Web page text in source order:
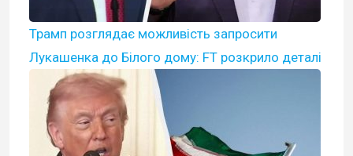
Трамп розглядає можливість запросити
Лукашенка до Білого дому: FT розкрило деталі